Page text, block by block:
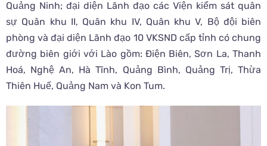
Quảng Ninh; đại diện Lãnh đạo các Viện kiểm sát quân
sự Quân khu II, Quân khu IV, Quân khu V, Bộ đội biên
phòng và đại diện Lãnh đạo 10 VKSND cấp tỉnh có chung
đường biên giới với Lào gồm: Điện Biên, Sơn La, Thanh
Hoá, Nghệ An, Hà Tĩnh, Quảng Bình, Quảng Trị, Thừa
Thiên Huế, Quảng Nam và Kon Tum.